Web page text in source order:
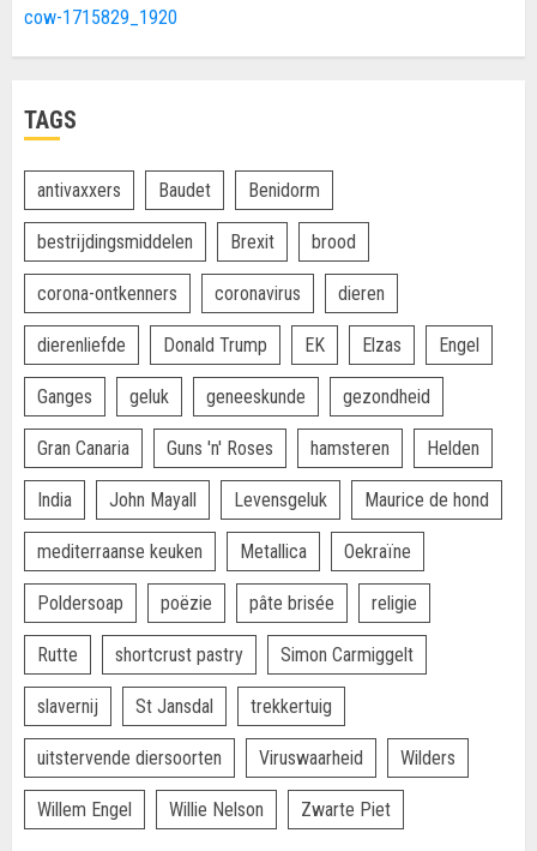
cow-1715829_1920
TAGS
antivaxxers Baudet Benidorm
bestrijdingsmiddelen Brexit brood
corona-ontkenners coronavirus dieren
dierenliefde Donald Trump EK Elzas Engel
Ganges geluk geneeskunde gezondheid
Gran Canaria Guns 'n' Roses hamsteren Helden
India John Mayall Levensgeluk Maurice de hond
mediterraanse keuken Metallica Oekraïne
Poldersoap poëzie pâte brisée religie
Rutte shortcrust pastry Simon Carmiggelt
slavernij St Jansdal trekkertuig
uitstervende diersoorten Viruswaarheid Wilders
Willem Engel Willie Nelson Zwarte Piet